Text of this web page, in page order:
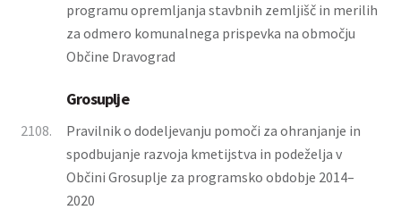
programu opremljanja stavbnih zemljišč in merilih
za odmero komunalnega prispevka na območju
Občine Dravograd
Grosuplje
2108.
Pravilnik o dodeljevanju pomoči za ohranjanje in
spodbujanje razvoja kmetijstva in podeželja v
Občini Grosuplje za programsko obdobje 2014–
2020